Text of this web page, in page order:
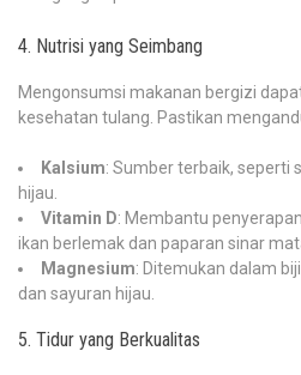
4. Nutrisi yang Seimbang
Mengonsumsi makanan bergizi
kesehatan tulang. Pastikan
Kalsium: Sumber terbaik, seperti
hijau.
Vitamin D: Membantu
ikan berlemak dan paparan sinar
Magnesium: Ditemukan dalam
dan sayuran hijau.
5. Tidur yang Berkualitas